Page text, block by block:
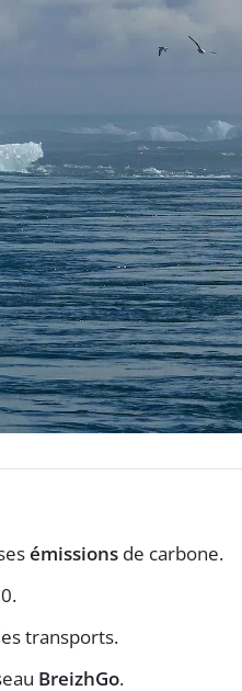
émissions de carbone.
transports.
BreizhGo.